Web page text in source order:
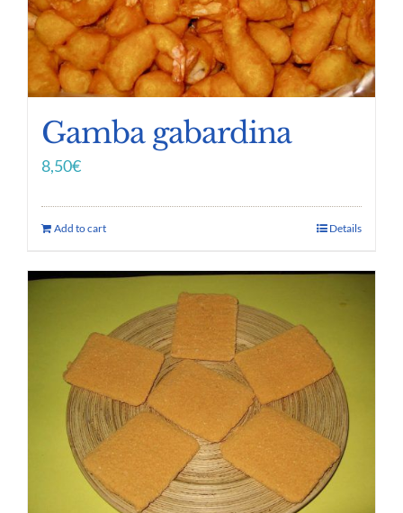
Gamba gabardina
8,50€
Add to cart Details